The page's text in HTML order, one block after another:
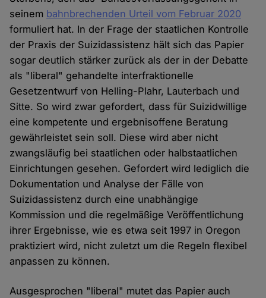
seinem bahnbrechenden Urteil vom Februar 2020
formuliert hat. In der Frage der staatlichen Kontrolle
der Praxis der Suizidassistenz hält sich das Papier
sogar deutlich stärker zurück als der in der Debatte
als "liberal" gehandelte interfraktionelle
Gesetzentwurf von Helling-Plahr, Lauterbach und
Sitte. So wird zwar gefordert, dass für Suizidwillige
eine kompetente und ergebnisoffene Beratung
gewährleistet sein soll. Diese wird aber nicht
zwangsläufig bei staatlichen oder halbstaatlichen
Einrichtungen gesehen. Gefordert wird lediglich die
Dokumentation und Analyse der Fälle von
Suizidassistenz durch eine unabhängige
Kommission und die regelmäßige Veröffentlichung
ihrer Ergebnisse, wie es etwa seit 1997 in Oregon
praktiziert wird, nicht zuletzt um die Regeln flexibel
anpassen zu können.
Ausgesprochen "liberal" mutet das Papier auch